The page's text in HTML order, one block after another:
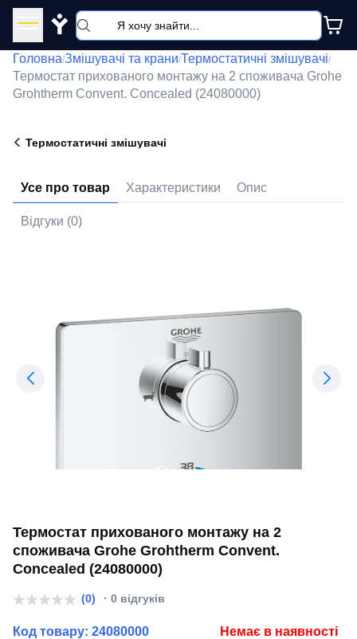
Y
Головна/Змішувачі та крани/Термостатичні змішувачі/
Термостат прихованого монтажу на 2 споживача Grohe
Grohtherm Convent. Concealed (24080000)
Термостатичні змішувачі
Усе про товар Характеристики Опис
Відгуки (0)
Термостат прихованого монтажу на 2
споживача Grohe Grohtherm Convent.
Concealed (24080000)
(0) · 0 відгуків
Код товару: 24080000 Немає в наявності